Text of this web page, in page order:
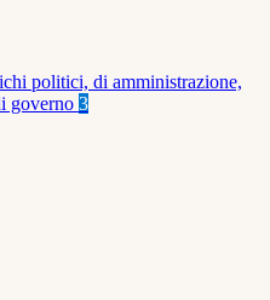
politici, di amministrazione,
governo 3